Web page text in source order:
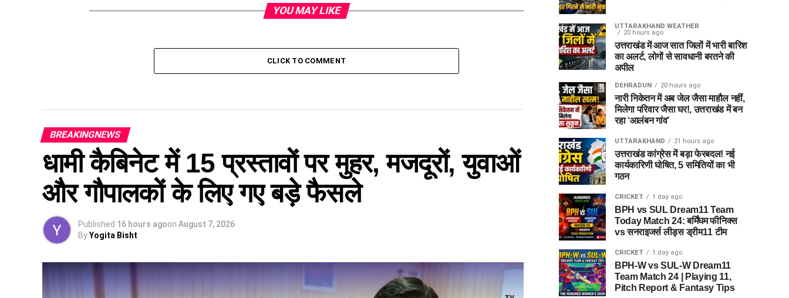
YOU MAY LIKE
CLICK TO COMMENT
BREAKINGNEWS
धामी कैबिनेट में 15 प्रस्तावों पर मुहर, मजदूरों, युवाओं
और गौपालकों के लिए गए बड़े फैसले
Published 16 hours agoon August 7, 2026
ByYogita Bisht
UTTARAKHAND WEATHER
20 hours ago
उत्तराखंड में आज सात जिलों में भारी बारिश
का अलर्ट, लोगों से सावधानी बरतने की
अपील
DEHRADUN 20 hours ago
नारी निकेतन में अब जेल जैसा माहौल नहीं,
मिलेगा परिवार जैसा घर!, उत्तराखंड में बन
रहा ‘आलंबन गांव’
UTTARAKHAND 21 hours ago
उत्तराखंड कांग्रेस में बड़ा फेरबदल! नई
कार्यकारिणी घोषित, 5 समितियों का भी
गठन
CRICKET 1 day ago
BPH vs SUL Dream11 Team
Today Match 24: बर्मिंघम फीनिक्स
vs सनराइजर्स लीड्स ड्रीम11 टीम
CRICKET 1 day ago
BPH-W vs SUL-W Dream11
Team Match 24 | Playing 11,
Pitch Report & Fantasy Tips